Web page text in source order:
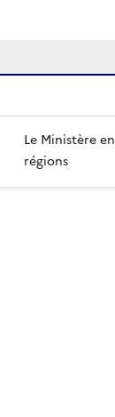
Le Ministère en
régions